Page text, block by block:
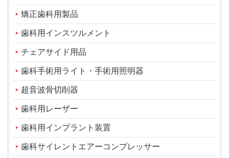
矯正歯科用製品
歯科用インスツルメント
チェアサイド用品
歯科手術用ライト・手術用照明器
超音波骨切削器
歯科用レーザー
歯科用インプラント装置
歯科サイレントエアーコンプレッサー